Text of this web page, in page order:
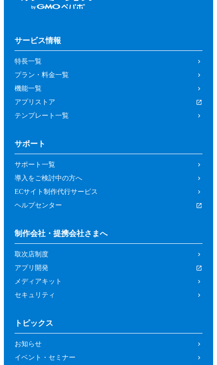
サービス情報
特長一覧
プラン・料金一覧
機能一覧
アプリストア
テンプレート一覧
サポート
サポート一覧
導入をご検討中の方へ
ECサイト制作代行サービス
ヘルプセンター
制作会社・提携会社さまへ
取次店制度
アプリ開発
メディアキット
セキュリティ
トピックス
お知らせ
イベント・セミナー